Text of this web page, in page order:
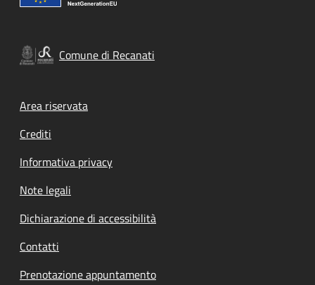
Comune di Recanati
Footer menu
Area riservata
Crediti
Informativa privacy
Note legali
Dichiarazione di accessibilità
Contatti
Prenotazione appuntamento